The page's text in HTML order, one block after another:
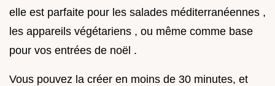
elle est parfaite pour les salades méditerranéennes ,
les appareils végétariens , ou même comme base
pour vos entrées de noël .
Vous pouvez la créer en moins de 30 minutes, et